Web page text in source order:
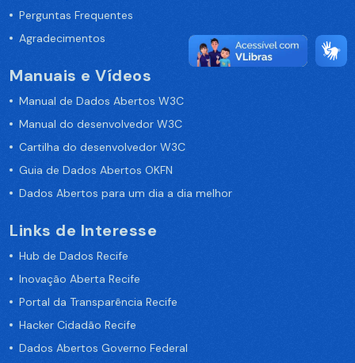
Perguntas Frequentes
Agradecimentos
Manuais e Vídeos
Manual de Dados Abertos W3C
Manual do desenvolvedor W3C
Cartilha do desenvolvedor W3C
Guia de Dados Abertos OKFN
Dados Abertos para um dia a dia melhor
Links de Interesse
Hub de Dados Recife
Inovação Aberta Recife
Portal da Transparência Recife
Hacker Cidadão Recife
Dados Abertos Governo Federal